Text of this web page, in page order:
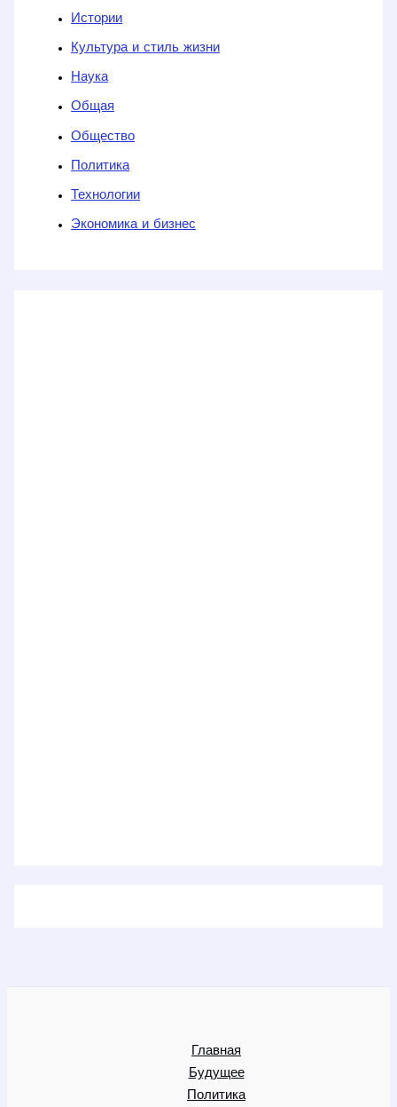
Истории
Культура и стиль жизни
Наука
Общая
Общество
Политика
Технологии
Экономика и бизнес
Главная
Будущее
Политика